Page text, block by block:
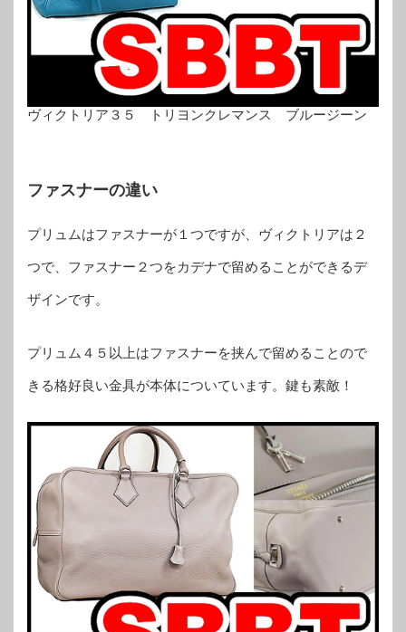
ヴィクトリア３５ トリヨンクレマンス ブルージーン
ファスナーの違い
プリュムはファスナーが１つですが、ヴィクトリアは２
つで、ファスナー２つをカデナで留めることができるデ
ザインです。
プリュム４５以上はファスナーを挟んで留めることので
きる格好良い金具が本体についています。鍵も素敵！